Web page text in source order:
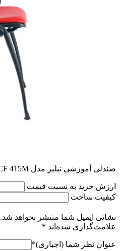
صندلی آموزشی نیلپر مدل OCF 415M
ارزش خرید به نسبت قیمت
کیفیت ساخت
نشانی ایمیل شما منتشر نخواهد شد.
علامت‌گذاری شده‌اند *
عنوان نظر شما (اجباری)*